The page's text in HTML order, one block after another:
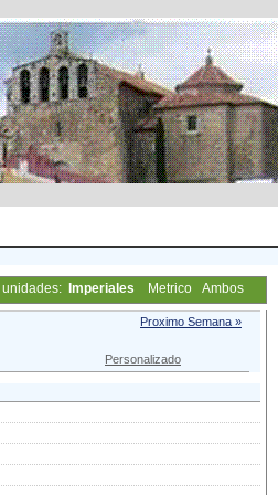
unidades: Imperiales Metrico Ambos
Proximo Semana »
Personalizado